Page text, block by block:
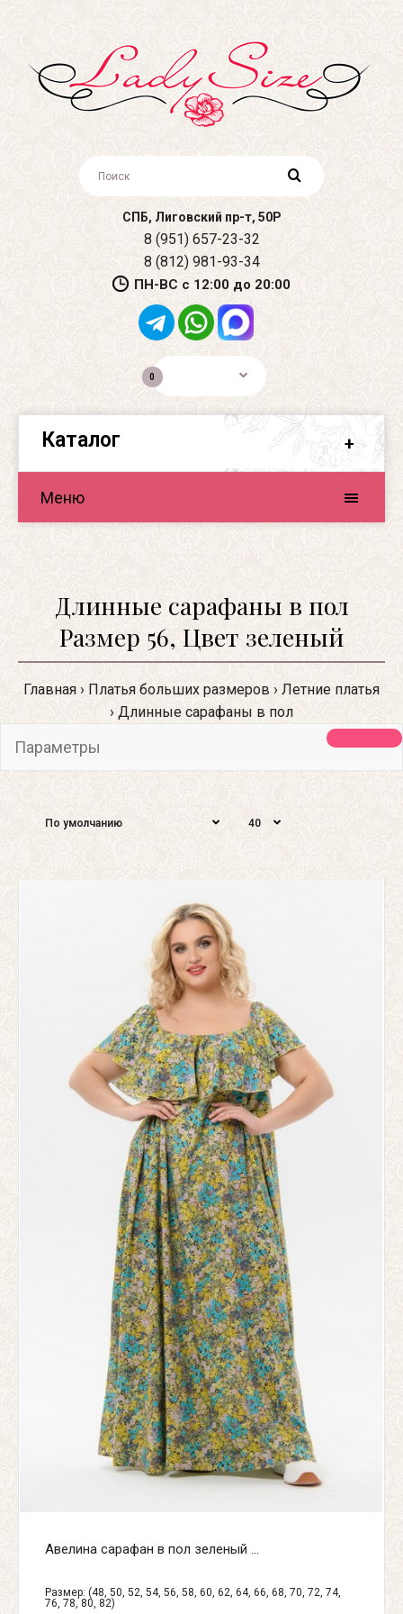
СПБ, Лиговский пр-т, 50Р
8 (951) 657-23-32
8 (812) 981-93-34
ПН-ВС с 12:00 до 20:00
0
Каталог
Меню
Длинные сарафаны в пол
Размер 56, Цвет зеленый
Главная Платья больших размеров
Летние платья
Длинные сарафаны в пол
Параметры
Авелина сарафан в пол зеленый ...
Размер: (48, 50, 52, 54, 56, 58, 60, 62, 64, 66, 68, 70, 72, 74,
76, 78, 80, 82)